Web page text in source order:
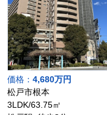
価格： 4,680万円
松戸市根本
3LDK/63.75㎡